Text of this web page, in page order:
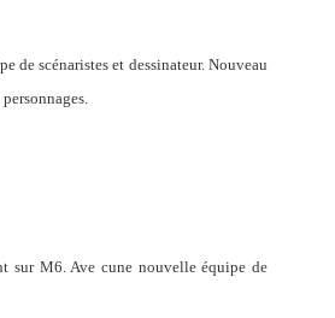
de scénaristes et dessinateur. Nouveau
sur M6. Ave cune nouvelle équipe de